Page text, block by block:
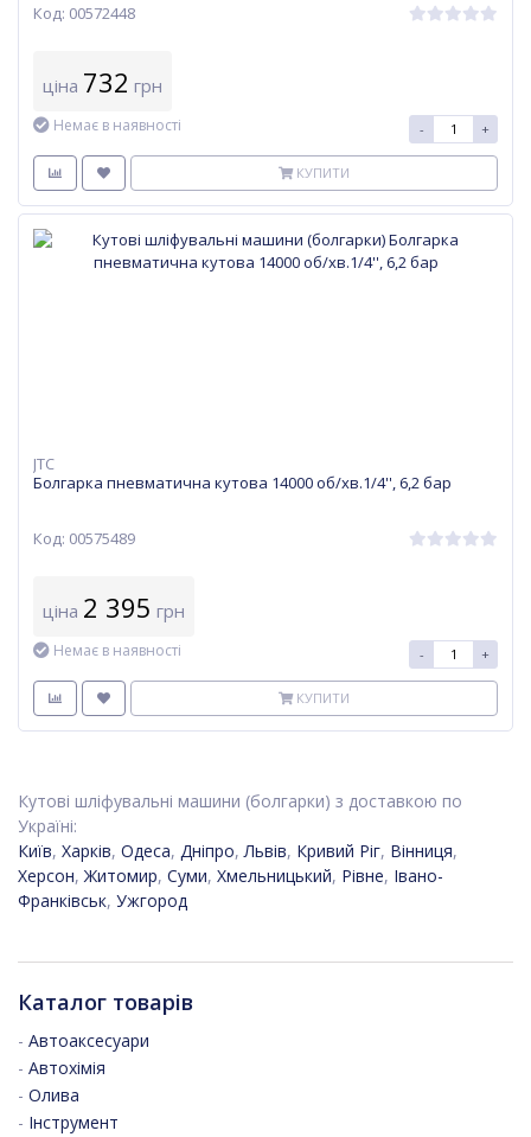
Код: 00572448
ціна 732 грн
Немає в наявності - +
КУПИТИ
JTC
Болгарка пневматична кутова 14000 об/хв.1/4'', 6,2 бар
Код: 00575489
ціна 2 395 грн
Немає в наявності - +
КУПИТИ
Кутові шліфувальні машини (болгарки) з доставкою по
Україні:
Київ, Харків, Одеса, Дніпро,Львів, Кривий Ріг, Вінниця,
Херсон,Житомир, Суми, Хмельницький, Рівне, Івано-
Франківськ, Ужгород
Каталог товарів
- Автоаксесуари
- Автохімія
- Олива
- Інструмент